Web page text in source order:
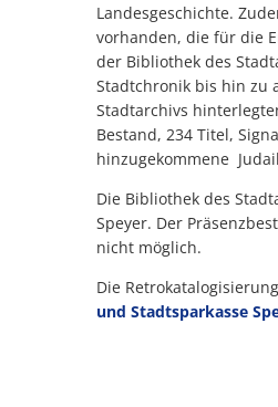
Landesgeschichte.
vorhanden, die für die
der Bibliothek des
Stadtchronik bis hin zu
Stadtarchivs
Bestand, 234 Titel,
hinzugekommene
Die Bibliothek des
Speyer. Der
nicht möglich.
Die
und Stadtsparkasse